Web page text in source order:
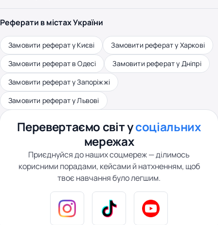
Реферати в містах України
Замовити реферат у Києві
Замовити реферат у Харкові
Замовити реферат в Одесі
Замовити реферат у Дніпрі
Замовити реферат у Запоріжжі
Замовити реферат у Львові
Перевертаємо світ усоціальних
мережах
Приєднуйся до наших соцмереж — ділимось
корисними порадами, кейсами й натхненням, щоб
твоє навчання було легшим.